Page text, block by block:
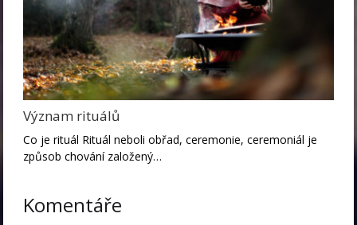
Význam rituálů
Co je rituál Rituál neboli obřad, ceremonie, ceremoniál je
způsob chování založený…
Komentáře